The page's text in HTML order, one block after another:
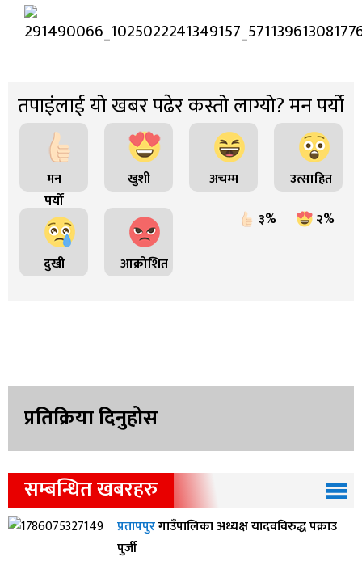
तपाइंलाई यो खबर पढेर कस्तो लाग्यो? मन पर्यो
मन
पर्यो
खुशी अचम्म उत्साहित
दुखी आक्रोशित
३% २%
प्रतिक्रिया दिनुहोस
सम्बन्धित खबरहरु
प्रतापपुरगाउँपालिका अध्यक्ष यादवविरुद्ध पक्राउ
पुर्जी